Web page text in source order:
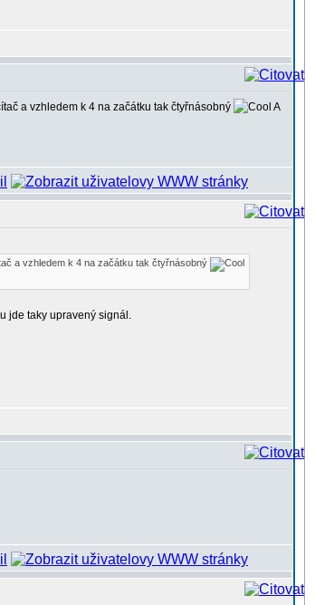
a vzhledem k 4 na začátku tak čtyřnásobný
A
a vzhledem k 4 na začátku tak čtyřnásobný
jde taky upravený signál.